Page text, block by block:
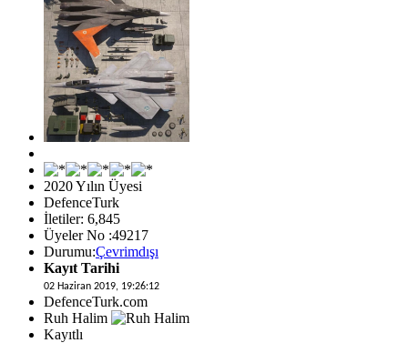
2020 Yılın Üyesi
DefenceTurk
İletiler: 6,845
Üyeler No :49217
Durumu:Çevrimdışı
Kayıt Tarihi
02 Haziran 2019, 19:26:12
DefenceTurk.com
Ruh Halim
Kayıtlı